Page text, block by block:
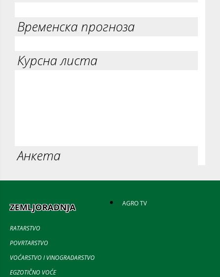
Временска прогноза
Курсна листа
Анкета
ZEMLJORADNJA
RATARSTVO
POVRTARSTVO
VOĆARSTVO I VINOGRADARSTVO
EGZOTIČNO VOĆE
AGRO TV